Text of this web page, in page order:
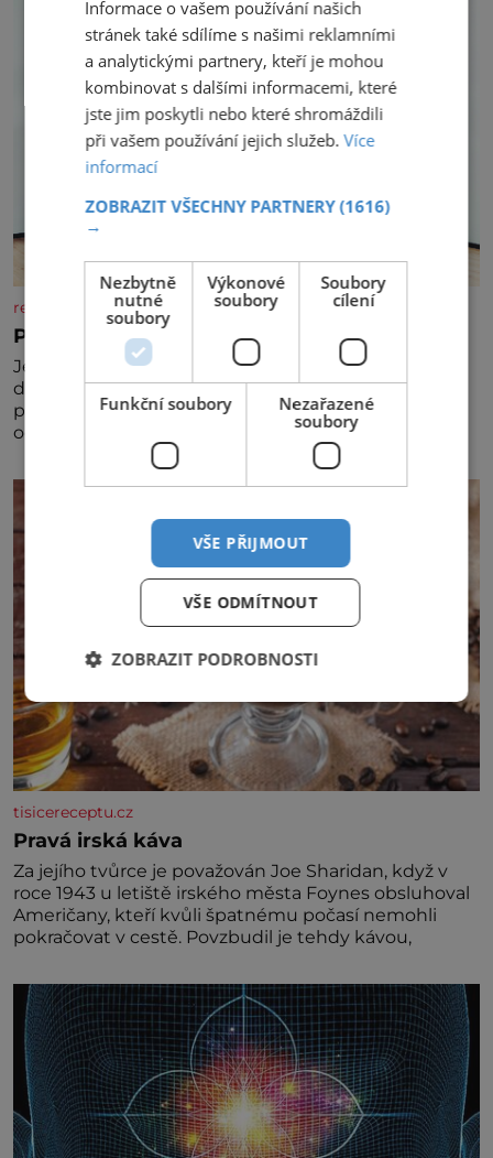
rezidenceonline.cz
Prostor, který roste s dítětem
Je to svět, který se vyvíjí a proměňuje od prvních
dětských krůčků až po dospívání. Správně navržený
pokoj podporuje bezpečí, kreativitu, soustředění i
odpočinek a reaguje na každou etapu života a
specifické potřeby dítěte. Pro nejmenší je klíčová
jednoduchost, měkkost a bezpečí, proto by pokoj
Předškolní věk je
tisicereceptu.cz
Pravá irská káva
Za jejího tvůrce je považován Joe Sharidan, když v
roce 1943 u letiště irského města Foynes obsluhoval
Američany, kteří kvůli špatnému počasí nemohli
pokračovat v cestě. Povzbudil je tehdy kávou,
Informace o vašem používání našich
stránek také sdílíme s našimi reklamními
a analytickými partnery, kteří je mohou
kombinovat s dalšími informacemi, které
jste jim poskytli nebo které shromáždili
při vašem používání jejich služeb.Více
informací
ZOBRAZIT VŠECHNY PARTNERY(1616)
→
Nezbytně
nutné
soubory
Výkonové
soubory
Soubory
cílení
Funkční soubory
Nezařazené
soubory
VŠE PŘIJMOUT
VŠE ODMÍTNOUT
ZOBRAZIT PODROBNOSTI